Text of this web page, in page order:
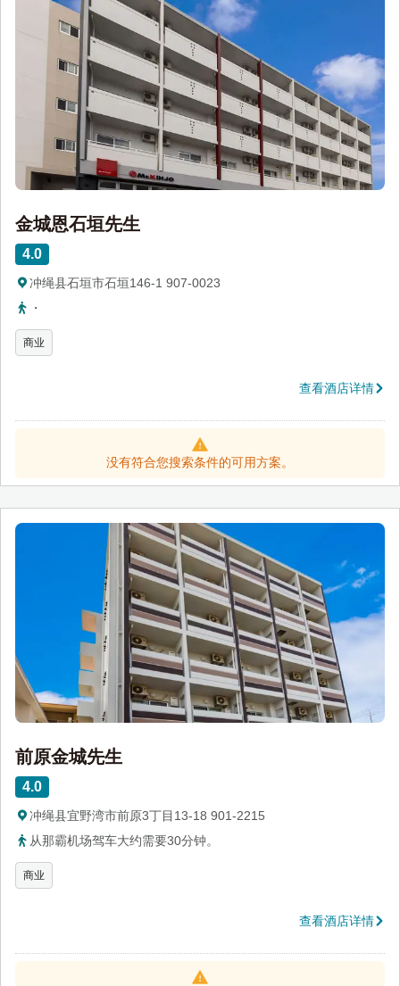
金城恩石垣先生
4.0
冲绳县石垣市石垣146-1 907-0023
・
商业
查看酒店详情
没有符合您搜索条件的可用方案。
前原金城先生
4.0
冲绳县宜野湾市前原3丁目13-18 901-2215
从那霸机场驾车大约需要30分钟。
商业
查看酒店详情